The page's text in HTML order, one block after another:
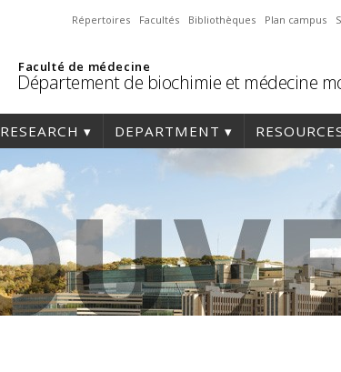
Répertoires Facultés Bibliothèques Plan campus
Faculté de médecine
Département de biochimie et médecine
RESEARCH DEPARTMENT